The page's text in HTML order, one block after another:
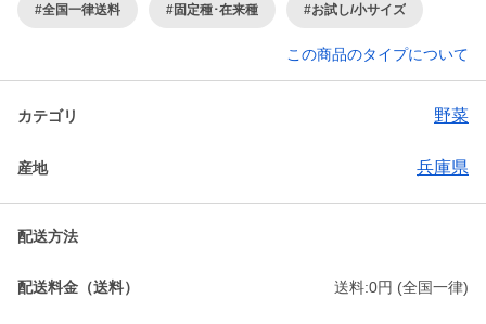
#全国一律送料 #固定種･在来種 #お試し/小サイズ
この商品のタイプについて
カテゴリ 野菜
産地 兵庫県
配送方法
配送料金（送料） 送料:0円 (全国一律)